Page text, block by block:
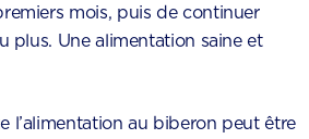
mois, puis de continuer
plus. Une alimentation saine et
l’alimentation au biberon peut être